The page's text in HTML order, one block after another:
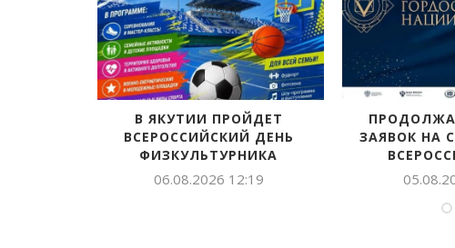
В ЯКУТИИ ПРОЙДЕТ
ВСЕРОССИЙСКИЙ ДЕНЬ
ФИЗКУЛЬТУРНИКА
06.08.2026 12:19
ЗАЯВОК НА